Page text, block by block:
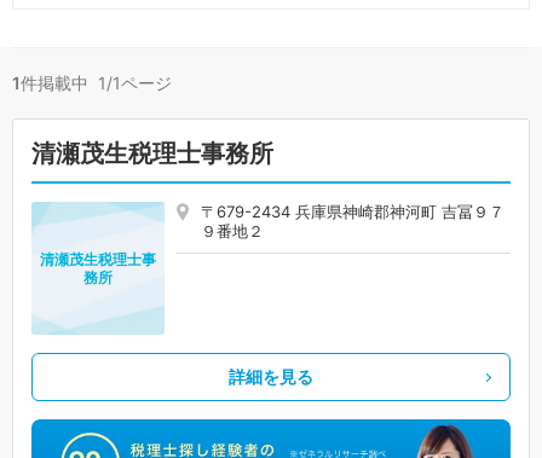
1件掲載中 1/1ページ
清瀬茂生税理士事務所
〒679-2434 兵庫県神崎郡神河町 吉冨９７
９番地２
清瀬茂生税理士事
務所
詳細を見る